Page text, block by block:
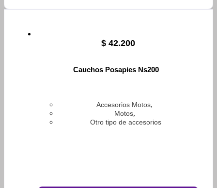
$ 42.200
Cauchos Posapies Ns200
Accesorios Motos,
Motos,
Otro tipo de accesorios